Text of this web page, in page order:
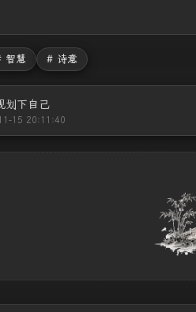
智慧 # 诗意
划下自己
15 20:11:40